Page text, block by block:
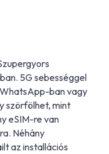
5G sebességgel
ban vagy
szörfölhet, mint
eSIM-re van
Néhány
az installációs